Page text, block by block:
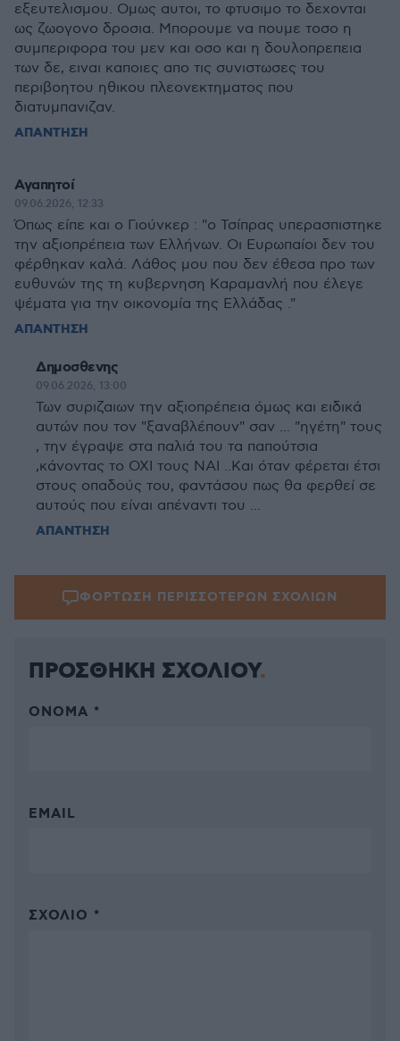
εξευτελισμου. Ομως αυτοι, το φτυσιμο το δεχονται
ως ζωογονο δροσια. Μπορουμε να πουμε τοσο η
συμπεριφορα του μεν και οσο και η δουλοπρεπεια
των δε, ειναι καποιες απο τις συνιστωσες του
περιβοητου ηθικου πλεονεκτηματος που
διατυμπανιζαν.
ΑΠΑΝΤΗΣΗ
Αγαπητοί
09.06.2026, 12:33
Όπως είπε και ο Γιούνκερ : "ο Τσίπρας υπερασπιστηκε
την αξιοπρέπεια των Ελλήνων. Οι Ευρωπαίοι δεν του
φέρθηκαν καλά. Λάθος μου που δεν έθεσα προ των
ευθυνών της τη κυβερνηση Καραμανλή που έλεγε
ψέματα για την οικονομία της Ελλάδας ."
ΑΠΑΝΤΗΣΗ
Δημοσθενης
09.06.2026, 13:00
Των συριζαιων την αξιοπρέπεια όμως και ειδικά
αυτών που τον "ξαναβλέπουν" σαν ... "ηγέτη" τους
, την έγραψε στα παλιά του τα παπούτσια
,κάνοντας το ΟΧΙ τους ΝΑΙ ..Και όταν φέρεται έτσι
στους οπαδούς του, φαντάσου πως θα φερθεί σε
αυτούς που είναι απέναντι του ...
ΑΠΑΝΤΗΣΗ
ΦΟΡΤΩΣΗ ΠΕΡΙΣΣΟΤΕΡΩΝ ΣΧΟΛΙΩΝ
ΠΡΟΣΘΗΚΗ ΣΧΟΛΙΟΥ
ΌΝΟΜΑ *
EMAIL
ΣΧΌΛΙΟ *